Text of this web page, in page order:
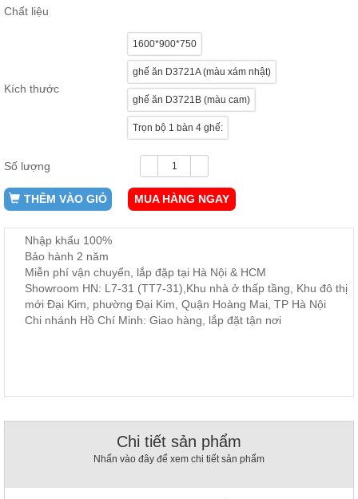
ăn,
kệ
Ban
ban
xích
đu,
Phụ
Kiện
Trang
Nội
Nhà
Chất liệu
Kích thước
1600*900*750
ghế ăn D3721A (màu xám nhật)
ghế ăn D3721B (màu cam)
Trọn bộ 1 bàn 4 ghế:
Số lượng
THÊM VÀO GIỎ MUA HÀNG NGAY
Nhập khẩu 100%
Bảo hành 2 năm
Miễn phí vận chuyển, lắp đặp tại Hà Nội & HCM
Showroom HN: L7-31 (TT7-31),Khu nhà ở thấp tầng, Khu đô thị
mới Đại Kim, phường Đại Kim, Quận Hoàng Mai, TP Hà Nội
Chi nhánh Hồ Chí Minh: Giao hàng, lắp đặt tận nơi
Chi tiết sản phẩm
Nhấn vào đây để xem chi tiết sản phẩm